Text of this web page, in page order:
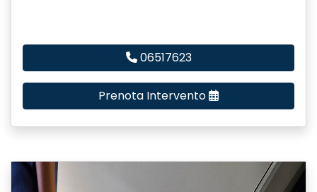
06517623
Prenota Intervento